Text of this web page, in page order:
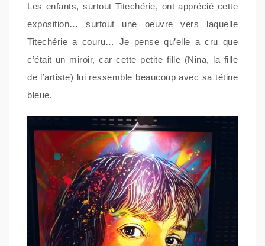
Les enfants, surtout Titechérie, ont apprécié cette
exposition… surtout une oeuvre vers laquelle
Titechérie a couru… Je pense qu’elle a cru que
c’était un miroir, car cette petite fille (Nina, la fille
de l’artiste) lui ressemble beaucoup avec sa tétine
bleue.